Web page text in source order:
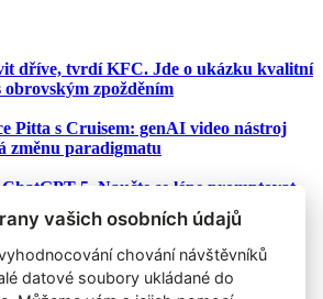
dříve, tvrdí KFC. Jde o ukázku kvalitní
zpožděním
Pitta s Cruisem: genAI video nástroj
změnu paradigmatu
5. Naučte se lépe promptovat
dosud největší potenciál pro
modely pro tvorbu obrázků
AI mezi spotřebiteli při online
vašich osobních údajů
chování návštěvníků
datové soubory ukládané do